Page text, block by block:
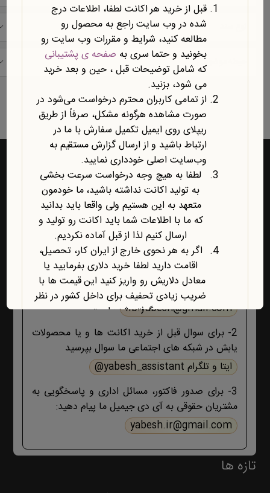
حیطه موضوعی
نمایش یک نتیجه
راه‌های ارتباط با یابش
1- برای پشتیبانی اکانت ها و فروشگاه ، حتما و حتما
ابتدا تمام اطلاعات محصول، صفحه پشتیبانی و پیام
های ایمیلی ،تکمیل سفارش و ثبت سفارش را مطالعه
کنید اگر هیچ جوابی برای مشکل شما نبود آنگاه ایمیل
lib.yabesh@gmail.com
2- برای سوال قبل از خرید اکانت ها و یا محصولات
یابش در شبکه های اجتماعی ما سوال بپرسید
ایتا و تلگرام yabesh_assistant@
3- برای صدور فاکتور، مسائل اداری و پاسخگویی به
مشتریان حقوقی به آی دی جیمیل ما پیام دهید:
yabesh.ir@gmail.com
تازه ها
قبل از خرید هر اکانت لطفا، اطلاعات درج
شده در وب سایت راجع به محصول رو
مطالعه کنید، شرایط و مقررات وب سایت رو
بخونید و حتما سری به صفحه ی پشتیبانی
که شامل توضیحات قبل ، حین و بعد خرید
می شود، بزنید.
از تمامی کاربران محترم درخواست می‌شود در
صورت مشاهده هرگونه مشکل، صرفاً از طریق
ریپلای روی ایمیل تکمیل سفارش با ما در
ارتباط باشید و از ارسال گزارش مستقیم به
وب‌سایت اصلی خودداری نمایید.
لطفا به هیچ وجه درخواست سرعت بخشی
به تولید اکانت نداشته باشید، ما خودمون
متعهد به این هستیم ولی واقعا باید بدانید
که ما با اطلاعات شما باید اکانت رو تولید و
ارسال کنیم لذا از قبل آماده نکردیم.
اگر به هر نحوی خارج از ایران کار، تحصیل،
اقامت دارید لطفا خرید دلاری بفرمایید یا
معادل دلاریش رو واریز کنید این قیمت ها با
ضریب زیادی تحفیف برای داخل کشور در نظر
گرفته شده است.
آخرین محصول اضافه شده به فروشگاه
امبیس AI است.
روش ارتباط با ما در پایین صفحات یابش
درچ شده است، مطابق موضوع با ما تماس
بگیرید. با تشکر